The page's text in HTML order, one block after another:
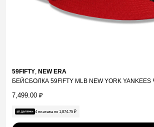
59FIFTY, NEW ERA
БЕЙСБОЛКА 59FIFTY MLB NEW YORK
7,499.00 ₽
4 платежа по 1,874.75 ₽